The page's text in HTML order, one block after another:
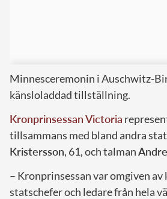
Minnesceremonin i Auschwitz-
känsloladdad tillställning.
Kronprinsessan Victoria
tillsammans med bland andra
Kristersson, 61, och talman
– Kronprinsessan var omgiven av
statschefer och ledare från hela